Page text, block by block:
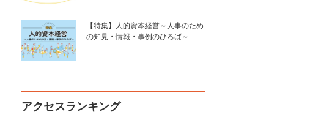
【特集】人的資本経営～人事のため
の知見・情報・事例のひろば～
アクセスランキング